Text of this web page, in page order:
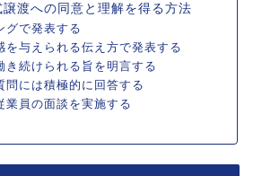
渡への同意と理解を得る方法
グで発表する
を与えられる伝え方で発表する
き続けられる旨を明言する
問には積極的に回答する
業員の面談を実施する